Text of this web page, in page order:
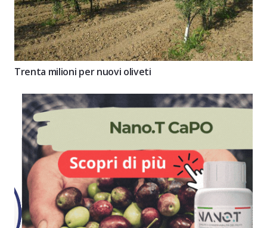
Trenta milioni per nuovi oliveti